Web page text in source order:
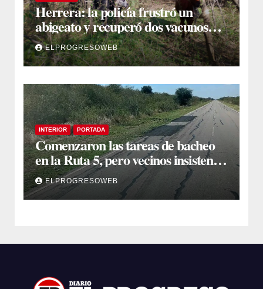
Herrera: la policía frustró un
abigeato y recuperó dos vacunos
ocultos en una zona montuosa
ELPROGRESOWEB
INTERIOR PORTADA
Comenzaron las tareas de bacheo
en la Ruta 5, pero vecinos insisten
en un reclamo integral
ELPROGRESOWEB